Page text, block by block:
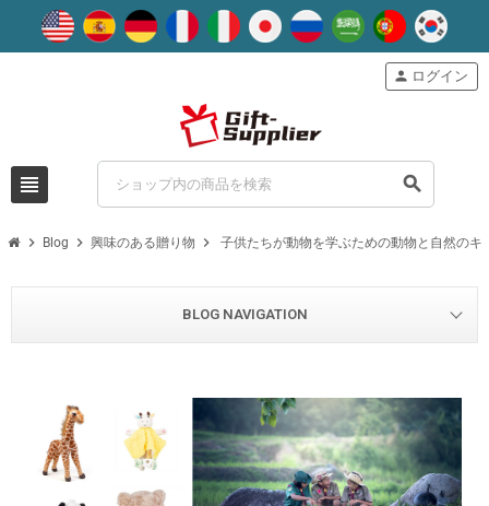
view_headline search
person ログイン
chevron_right Blog chevron_right 興味のある贈り物 chevron_right 子供たちが動物を学ぶための動物と自然のキ
BLOG NAVIGATION